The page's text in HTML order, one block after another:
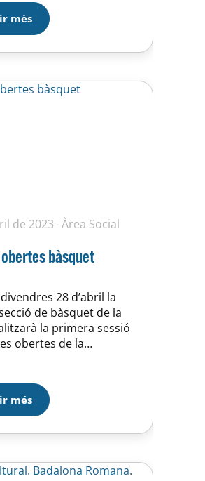
Fem Blau – C.B.
LES CORTS GROC 71-
DISSABTE 13:00
PREMINI Masc 11 –
15:00 HOQUEI FEMENI
més
de 2023 Àrea Social
bàsquet
28 d’abril la
de bàsquet de la
la primera sessió
obertes de la
jugadores nascudes
2013, 2014 i 2015.
només cal omplir el
que trobaràs en
més